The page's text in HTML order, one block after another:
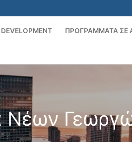
ΠΡΟΓΡΆΜΜΑΤΑ ΣΕ
Νέων